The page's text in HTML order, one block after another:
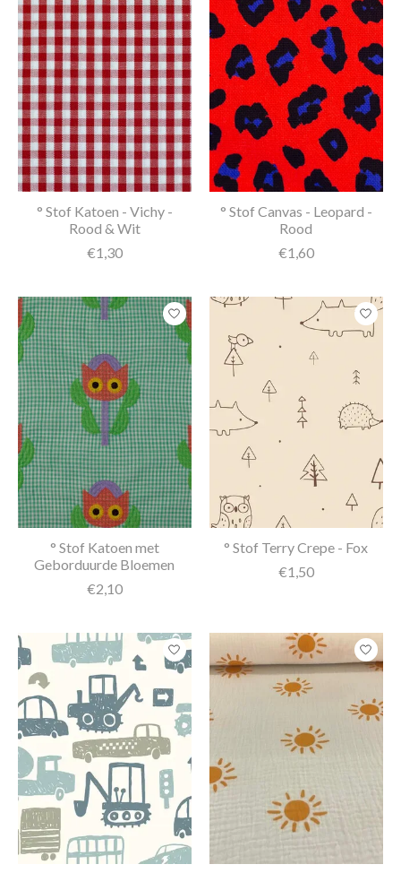
° Stof Katoen - Vichy -
Rood & Wit
€1,30
° Stof Canvas - Leopard -
Rood
€1,60
° Stof Katoen met
Geborduurde Bloemen
€2,10
° Stof Terry Crepe - Fox
€1,50